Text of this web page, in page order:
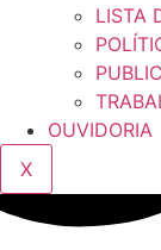
LISTA
OUVIDORIA
X